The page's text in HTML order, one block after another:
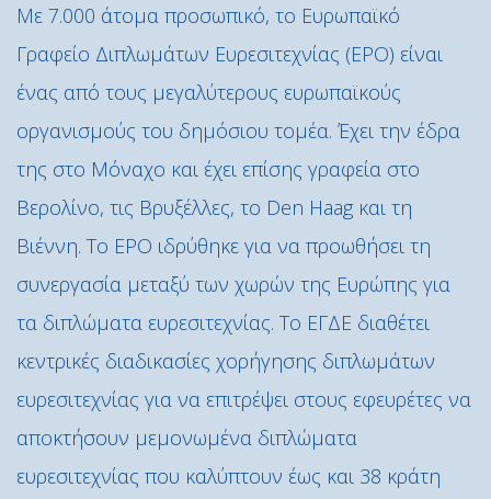
Με 7.000 άτομα προσωπικό, το Ευρωπαϊκό
Γραφείο Διπλωμάτων Ευρεσιτεχνίας (EPO) είναι
ένας από τους μεγαλύτερους ευρωπαϊκούς
οργανισμούς του δημόσιου τομέα. Έχει την έδρα
της στο Μόναχο και έχει επίσης γραφεία στο
Βερολίνο, τις Βρυξέλλες, το Den Haag και τη
Βιέννη. Το EPO ιδρύθηκε για να προωθήσει τη
συνεργασία μεταξύ των χωρών της Ευρώπης για
τα διπλώματα ευρεσιτεχνίας. Το ΕΓΔΕ διαθέτει
κεντρικές διαδικασίες χορήγησης διπλωμάτων
ευρεσιτεχνίας για να επιτρέψει στους εφευρέτες να
αποκτήσουν μεμονωμένα διπλώματα
ευρεσιτεχνίας που καλύπτουν έως και 38 κράτη